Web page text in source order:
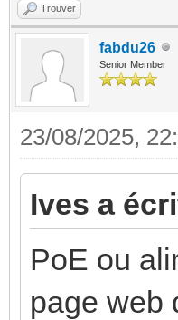
Trouver
fabdu26
Senior Member
23/08/2025,
Ives a
PoE ou
page web